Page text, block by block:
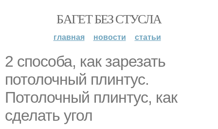
БАГЕТ БЕЗ СТУСЛА
главная новости статьи
2 способа, как зарезать
потолочный плинтус.
Потолочный плинтус, как
сделать угол